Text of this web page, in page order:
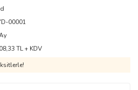
00001
TL + KDV